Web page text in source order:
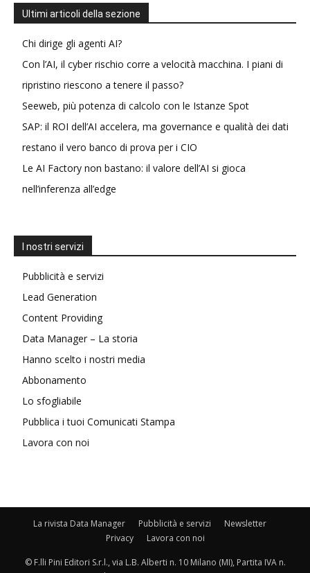
Ultimi articoli della sezione
Chi dirige gli agenti AI?
Con l’AI, il cyber rischio corre a velocità macchina. I piani di
ripristino riescono a tenere il passo?
Seeweb, più potenza di calcolo con le Istanze Spot
SAP: il ROI dell’AI accelera, ma governance e qualità dei dati
restano il vero banco di prova per i CIO
Le AI Factory non bastano: il valore dell’AI si gioca
nell’inferenza all’edge
I nostri servizi
Pubblicità e servizi
Lead Generation
Content Providing
Data Manager – La storia
Hanno scelto i nostri media
Abbonamento
Lo sfogliabile
Pubblica i tuoi Comunicati Stampa
Lavora con noi
La rivista Data Manager Pubblicità e servizi
Newsletter
Privacy
Lavora con noi
© F.lli Pini Editori S.r.l., via L.B. Alberti n. 10 Milano (MI), Partita IVA n.